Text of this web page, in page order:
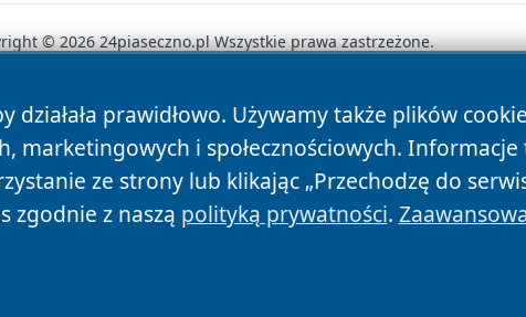
działała prawidłowo. Używamy także plików
marketingowych i społecznościowych.
ze strony lub klikając „Przechodzę do
zgodnie z naszą polityką prywatności.
© 2026 24piaseczno.pl Wszystkie prawa zastrzeżone.
Autorzy Polityka Prywatności Polityka Cookies